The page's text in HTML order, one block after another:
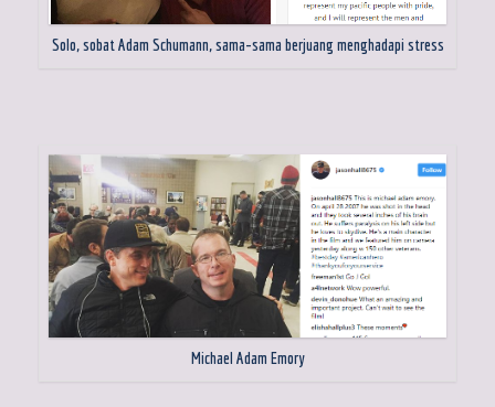
Solo, sobat Adam Schumann, sama-sama berjuang menghadapi stress
Michael Adam Emory